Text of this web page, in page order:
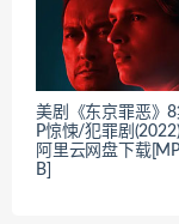
美剧《东京罪恶》
P惊悚/犯罪剧
阿里云网盘下载
B]